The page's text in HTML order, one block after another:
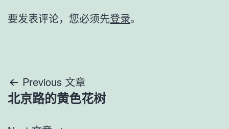
要发表评论，您必须先登录。
文
章
Previous 文章
北京路的黄色花树